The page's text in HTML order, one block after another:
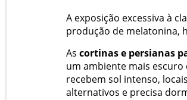
A exposição excessiva à
produção de melatonina,
As cortinas e persianas
um ambiente mais escuro
recebem sol intenso,
alternativos e precisa